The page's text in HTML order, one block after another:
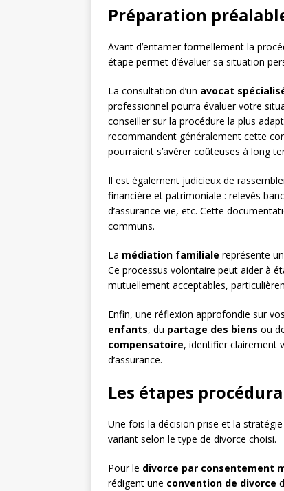
Préparation
Avant d’entamer formellement la
étape permet d’évaluer sa situation
La consultation d’un avocat
professionnel pourra évaluer votre
conseiller sur la procédure la plus
recommandent généralement cette
pourraient s’avérer coûteuses à long
Il est également judicieux de
financière et patrimoniale : relevés
d’assurance-vie, etc. Cette
communs.
La médiation familiale représente
Ce processus volontaire peut aider à
mutuellement acceptables,
Enfin, une réflexion approfondie sur
enfants, du partage des biens ou
compensatoire, identifier clairement
d’assurance.
Les étapes
Une fois la décision prise et la
variant selon le type de divorce choisi.
Pour le divorce par consentement
rédigent une convention de divorce